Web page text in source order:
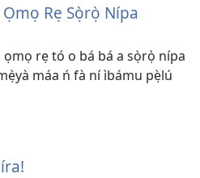
Ọmọ Rẹ Sọ̀rọ̀ Nípa
ọmọ rẹ tó o bá bá a sọ̀rọ̀ nípa
máa ń fà ní ìbámu pẹ̀lú